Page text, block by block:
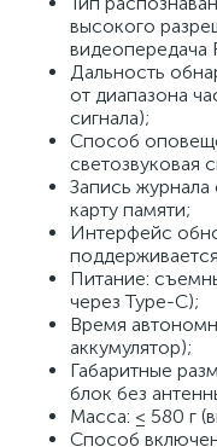
высокого
видеопередача
Дальность
от диапазона
сигнала);
Способ
светозвуковая
Запись
карту памяти;
Интерфейс
Питание:
через Type-C);
Время
аккумулятор);
Габаритные
блок без
Масса: ≤ 580 г
Способ